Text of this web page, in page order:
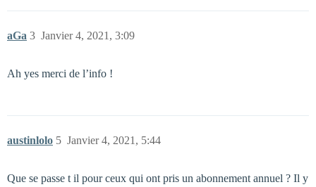
aGa Janvier 4, 2021, 3:09
3
Ah yes merci de l’info !
austinlolo Janvier 4, 2021, 5:44
5
Que se passe t il pour ceux qui ont pris un abonnement annuel ? Il y